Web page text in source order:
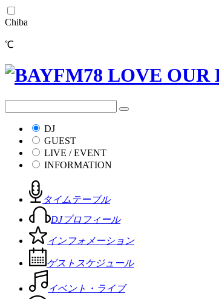
Chiba
℃
DJ
GUEST
LIVE / EVENT
INFORMATION
タイムテーブル
DJプロフィール
インフォメーション
ゲストスケジュール
イベント・ライブ